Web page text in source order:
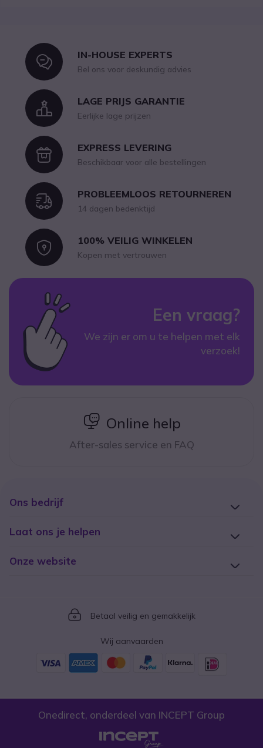
IconIN-HOUSE EXPERTS
Bel ons voor deskundig advies
IconLAGE PRIJS GARANTIE
Eerlijke lage prijzen
IconEXPRESS LEVERING
Beschikbaar voor alle bestellingen
IconPROBLEEMLOOS RETOURNEREN
14 dagen bedenktijd
Icon100% VEILIG WINKELEN
Kopen met vertrouwen
Een vraag?
We zijn er om u te helpen met elk
verzoek!
icon
Online help
After-sales service en FAQ
Ons bedrijf
Laat ons je helpen
Onze website
Icon
Betaal veilig en gemakkelijk
Wij aanvaarden
Onedirect, onderdeel van INCEPT Group